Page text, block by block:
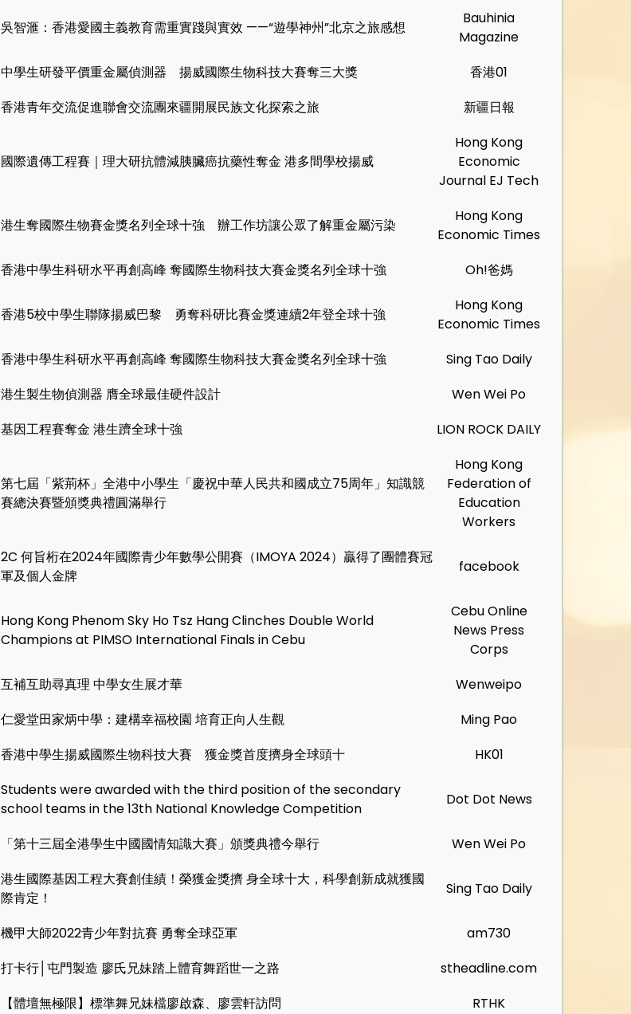
吳智滙：香港愛國主義教育需重實踐與實效 ——“遊學神州”北京之旅感想
Bauhinia
Magazine
中學生研發平價重金屬偵測器 揚威國際生物科技大賽奪三大獎
香港01
香港青年交流促進聯會交流團來疆開展民族文化探索之旅 新疆日報
國際遺傳工程賽｜理大研抗體減胰臟癌抗藥性奪金 港多間學校揚威
Hong Kong
Economic
Journal EJ Tech
港生奪國際生物賽金獎名列全球十強 辦工作坊讓公眾了解重金屬污染
Hong Kong
Economic Times
香港中學生科研水平再創高峰 奪國際生物科技大賽金獎名列全球十強 Oh!爸媽
香港5校中學生聯隊揚威巴黎 勇奪科研比賽金獎連續2年登全球十強
Hong Kong
Economic Times
香港中學生科研水平再創高峰 奪國際生物科技大賽金獎名列全球十強
Sing Tao Daily
港生製生物偵測器 膺全球最佳硬件設計
Wen Wei Po
基因工程賽奪金 港生躋全球十強 LION ROCK DAILY
第七屆「紫荊杯」全港中小學生「慶祝中華人民共和國成立75周年」知識競
賽總決賽暨頒獎典禮圓滿舉行
Hong Kong
Federation of
Education
Workers
2C 何旨桁在2024年國際青少年數學公開賽（IMOYA 2024）贏得了團體賽冠
軍及個人金牌
facebook
Hong Kong Phenom Sky Ho Tsz Hang Clinches Double World
Champions at PIMSO International Finals in Cebu
Cebu Online
News Press
Corps
互補互助尋真理 中學女生展才華
Wenweipo
仁愛堂田家炳中學：建構幸福校園 培育正向人生觀
Ming Pao
香港中學生揚威國際生物科技大賽 獲金獎首度擠身全球頭十 HK01
Students were awarded with the third position of the secondary
school teams in the 13th National Knowledge Competition
Dot Dot News
「第十三屆全港學生中國國情知識大賽」頒獎典禮今舉行 Wen Wei Po
港生國際基因工程大賽創佳績！榮獲金獎擠 身全球十大，科學創新成就獲國
際肯定！
Sing Tao Daily
機甲大師2022青少年對抗賽 勇奪全球亞軍
am730
打卡行│屯門製造 廖氏兄妹踏上體育舞蹈世一之路
stheadline.com
【體壇無極限】標準舞兄妹檔廖啟森、廖雲軒訪問
RTHK